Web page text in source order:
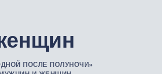
ПОСЛЕ ПОЛУНОЧИ»